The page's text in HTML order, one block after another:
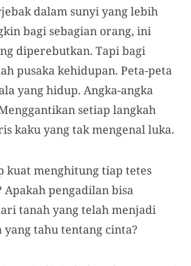
dalam sunyi yang lebih
bagi sebagian orang, ini
diperebutkan. Tapi bagi
pusaka kehidupan. Peta-peta
yang hidup. Angka-angka
setiap langkah
kaku yang tak mengenal luka.
kuat menghitung tiap tetes
pengadilan bisa
tanah yang telah menjadi
tahu tentang cinta?